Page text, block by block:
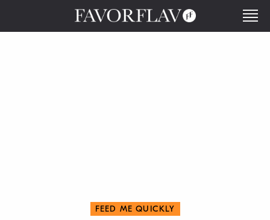
FEED ME QUICKLY